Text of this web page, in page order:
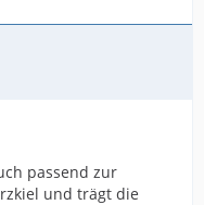
passend zur
und trägt die